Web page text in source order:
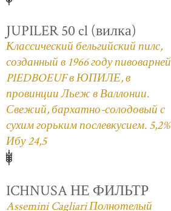
JUPILER 50 cl (вилка)
Классический бельгийский пилс,
созданный в 1966 году пивоварней
PIEDBOEUF в ЮПИЛЕ, в
провинции Льеж в Валлонии.
Свежий, бархатно-солодовый с
сухим горьким послевкусием. 5,2%
Ибу 24,5
ICHNUSA НЕ ФИЛЬТР
Assemini Cagliari Полнотелый